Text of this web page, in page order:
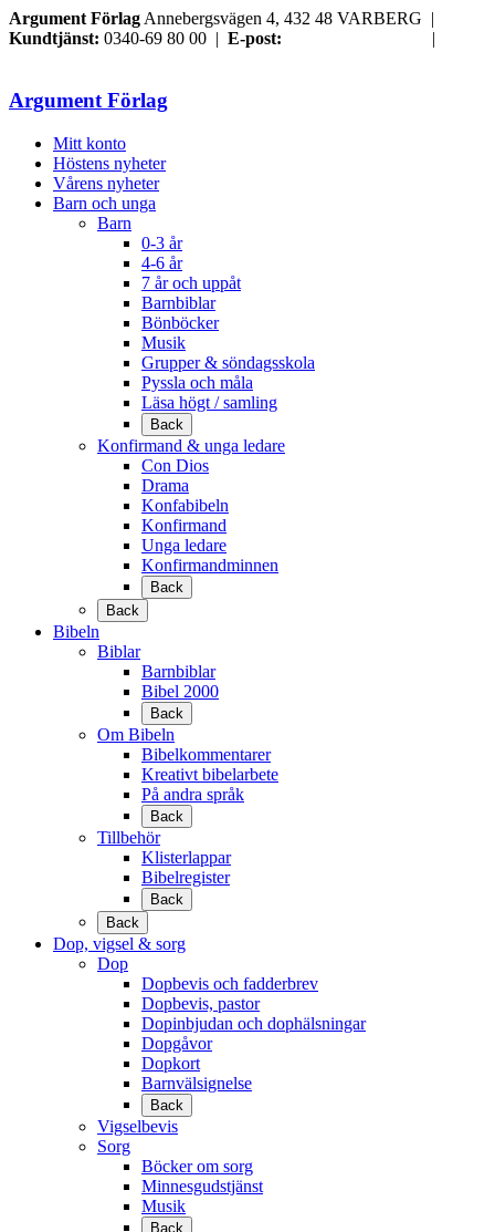
Argument Förlag Annebergsvägen 4, 432 48 VARBERG |
Kundtjänst: 0340-69 80 00 | E-post:
|
Argument Förlag
Mitt konto
Höstens nyheter
Vårens nyheter
Barn och unga
Barn
0-3 år
4-6 år
7 år och uppåt
Barnbiblar
Bönböcker
Musik
Grupper & söndagsskola
Pyssla och måla
Läsa högt / samling
Back
Konfirmand & unga ledare
Con Dios
Drama
Konfabibeln
Konfirmand
Unga ledare
Konfirmandminnen
Back
Back
Bibeln
Biblar
Barnbiblar
Bibel 2000
Back
Om Bibeln
Bibelkommentarer
Kreativt bibelarbete
På andra språk
Back
Tillbehör
Klisterlappar
Bibelregister
Back
Back
Dop, vigsel & sorg
Dop
Dopbevis och fadderbrev
Dopbevis, pastor
Dopinbjudan och dophälsningar
Dopgåvor
Dopkort
Barnvälsignelse
Back
Vigselbevis
Sorg
Böcker om sorg
Minnesgudstjänst
Musik
Back